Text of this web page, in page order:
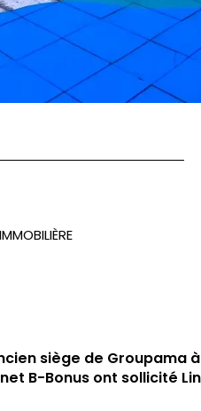
siège de Groupama
B-Bonus ont sollicité